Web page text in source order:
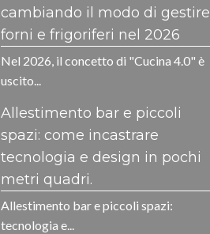
cambiando il modo di gestire
forni e frigoriferi nel 2026
Nel 2026, il concetto di "Cucina 4.0" è
uscito...
Allestimento bar e piccoli
spazi: come incastrare
tecnologia e design in pochi
metri quadri.
Allestimento bar e piccoli spazi:
tecnologia e...